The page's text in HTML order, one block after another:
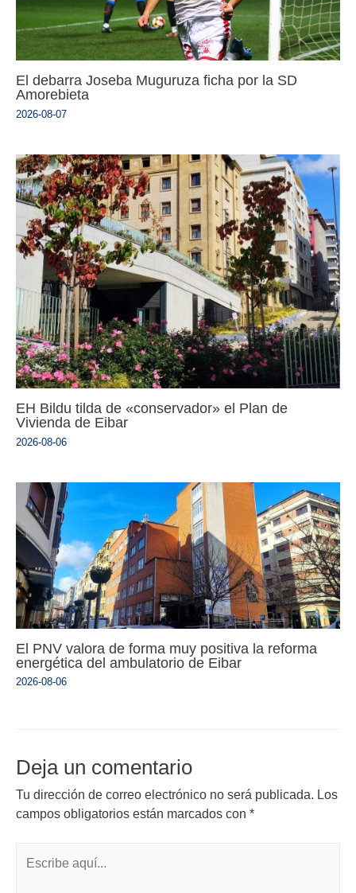
El debarra Joseba Muguruza ficha por la SD
Amorebieta
2026-08-07
EH Bildu tilda de «conservador» el Plan de
Vivienda de Eibar
2026-08-06
El PNV valora de forma muy positiva la reforma
energética del ambulatorio de Eibar
2026-08-06
Deja un comentario
Tu dirección de correo electrónico no será publicada. Los
campos obligatorios están marcados con *